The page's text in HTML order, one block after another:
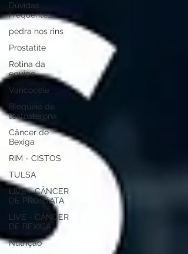
Dúvidas
Frequentes
pedra nos rins
Prostatite
Rotina da
equipe
Varicocele
Bloqueio de
testosterona
Câncer de
Bexiga
RIM - CISTOS
TULSA
LIVE - CÂNCER
DE PRÓSTATA
LIVE - CÂNCER
DE BEXIGA
Nutrição